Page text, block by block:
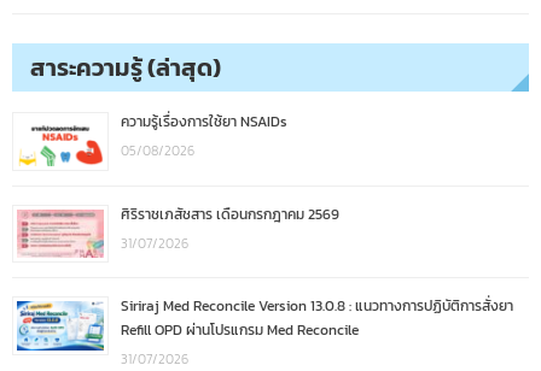
สาระความรู้ (ล่าสุด)
ความรู้เรื่องการใช้ยา NSAIDs
05/08/2026
ศิริราชเภสัชสาร เดือนกรกฎาคม 2569
31/07/2026
Siriraj Med Reconcile Version 13.0.8 : แนวทางการปฏิบัติการสั่งยา
Refill OPD ผ่านโปรแกรม Med Reconcile
31/07/2026